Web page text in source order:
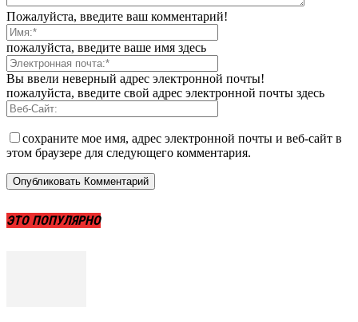
Пожалуйста, введите ваш комментарий!
пожалуйста, введите ваше имя здесь
Вы ввели неверный адрес электронной почты!
пожалуйста, введите свой адрес электронной почты здесь
сохраните мое имя, адрес электронной почты и веб-сайт в
этом браузере для следующего комментария.
ЭТО ПОПУЛЯРНО